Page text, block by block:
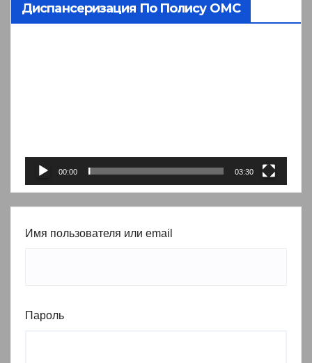
Диспансеризация По Полису ОМС
00:00 03:30
Имя пользователя или email
Пароль